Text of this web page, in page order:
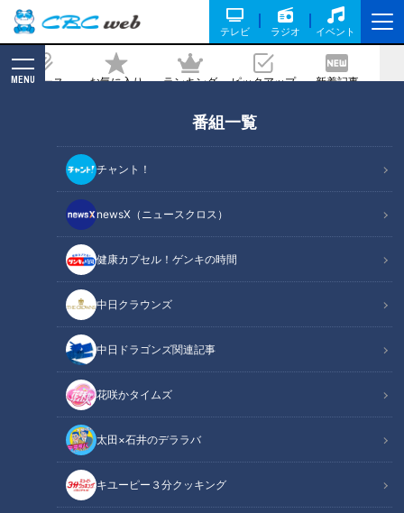
テレビ ラジオ イベント
ニュース お気に入り ランキング ピックアップ 新着記事
MENU
番組一覧
チャント！
newsX（ニュースクロス）
健康カプセル！ゲンキの時間
中日クラウンズ
中日ドラゴンズ関連記事
花咲かタイムズ
太田×石井のデララバ
キユーピー３分クッキング
ーを調査！ありそうでなかった酢豚のエ
ビ版！？西日本限定メニュー「海老の甘
酢」とは
記事に戻る